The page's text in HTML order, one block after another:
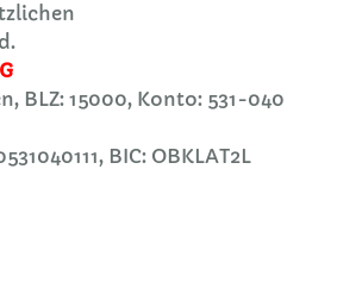
BLZ: 15000, Konto: 531-040
BIC: OBKLAT2L